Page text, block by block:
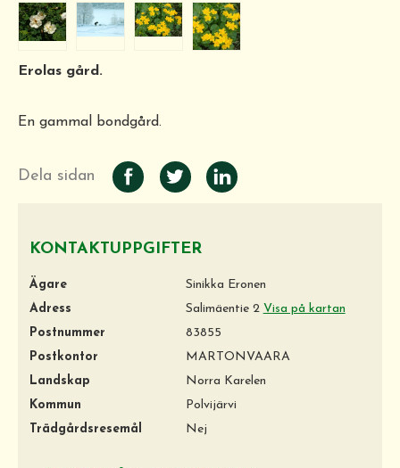
Erolas gård.
En gammal bondgård.
Dela sidan
KONTAKTUPPGIFTER
Ägare
Sinikka Eronen
Adress
Salimäentie 2 Visa på kartan
Postnummer
83855
Postkontor
MARTONVAARA
Landskap
Norra Karelen
Kommun
Polvijärvi
Trädgårdsresemål
Nej